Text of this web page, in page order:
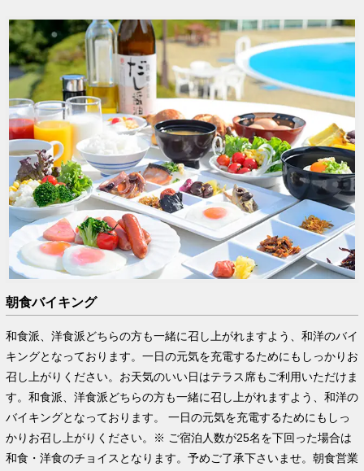
朝食バイキング
和食派、洋食派どちらの方も一緒に召し上がれますよう、和洋のバイ
キングとなっております。一日の元気を充電するためにもしっかりお
召し上がりください。お天気のいい日はテラス席もご利用いただけま
す。和食派、洋食派どちらの方も一緒に召し上がれますよう、和洋の
バイキングとなっております。 一日の元気を充電するためにもしっ
かりお召し上がりください。※ ご宿泊人数が25名を下回った場合は
和食・洋食のチョイスとなります。予めご了承下さいませ。朝食営業